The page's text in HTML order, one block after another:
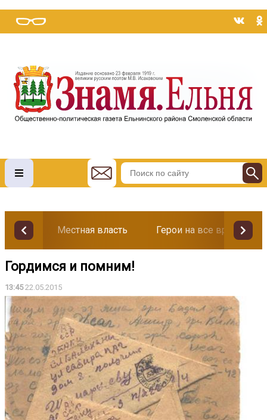
Местная власть Герои на все времена
Гордимся и помним!
13:4522.05.2015